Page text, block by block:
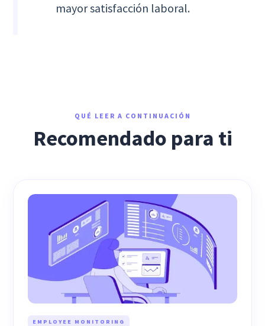
mayor satisfacción laboral.
QUÉ LEER A CONTINUACIÓN
Recomendado para ti
EMPLOYEE MONITORING